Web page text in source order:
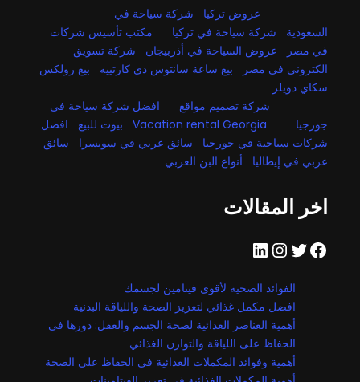
عروض تركيا
شركة سياحة في
السعودية
شركة سياحة في تركيا
مكتب تأسيس شركات
في مصر
عروض السياحة في أذربيجان
شركة تسويق
الكتروني في مصر
بيع ساعة سانتوس دي كارتييه
بيع رولكس
سكاي دويلر
شركة تصميم مواقع
افضل شركة سياحة في
جورجيا
Vacation rental Georgia بيوت للبيع
افضل
شركات سياحية في جورجيا
سائق عربي في سويسرا
سائق
عربي في إيطاليا
أنواع البن العربي
اخر المقالات
فيسبوك تويتر إنستجرام لينكد إن
الفوائد الصحية لأقوى فيتامين لجسمك
افضل مكمل غذائي لتعزيز الصحة واللياقة البدنية
أهمية العناصر الغذائية لصحة الجسم والعقل: دورها في
الحفاظ على اللياقة والتوازن الغذائي
أهمية وفوائد المكملات الغذائية في الحفاظ على الصحة